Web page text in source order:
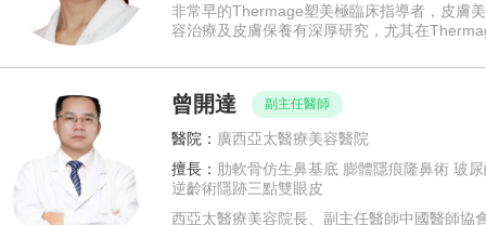
非常早的Thermage塑美極臨床指導者，皮膚
容治療及皮膚保養有深厚研究，尤其在
曾開達 副主任醫師
醫院： 廣西亞太醫療美容醫院
擅長： 肋軟骨仿生鼻基底 膨體隱痕隆鼻術 玻
逆齡術隱跡三點雙眼皮
西亞太醫療美容院長、副主任醫師中國醫師協